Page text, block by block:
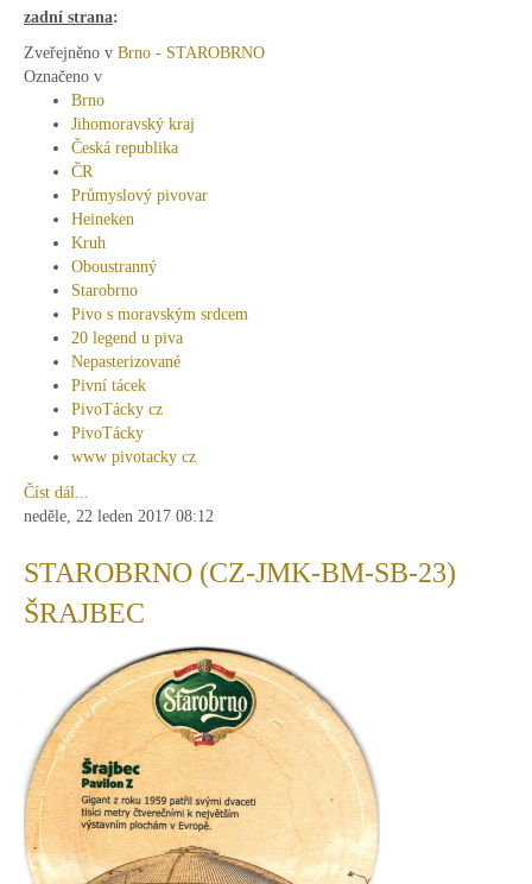
zadní strana:
Zveřejněno v Brno - STAROBRNO
Označeno v
Brno
Jihomoravský kraj
Česká republika
ČR
Průmyslový pivovar
Heineken
Kruh
Oboustranný
Starobrno
Pivo s moravským srdcem
20 legend u piva
Nepasterizované
Pivní tácek
PivoTácky cz
PivoTácky
www pivotacky cz
Číst dál...
neděle, 22 leden 2017 08:12
STAROBRNO (CZ-JMK-BM-SB-23)
ŠRAJBEC